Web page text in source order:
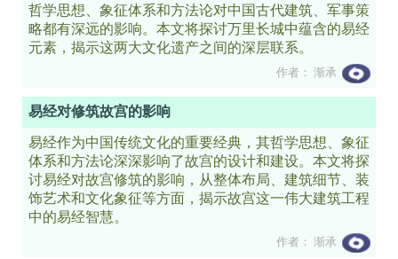
哲学思想、象征体系和方法论对中国古代建筑、军事策
略都有深远的影响。本文将探讨万里长城中蕴含的易经
元素，揭示这两大文化遗产之间的深层联系。
作者： 渐承
易经对修筑故宫的影响
易经作为中国传统文化的重要经典，其哲学思想、象征
体系和方法论深深影响了故宫的设计和建设。本文将探
讨易经对故宫修筑的影响，从整体布局、建筑细节、装
饰艺术和文化象征等方面，揭示故宫这一伟大建筑工程
中的易经智慧。
作者： 渐承